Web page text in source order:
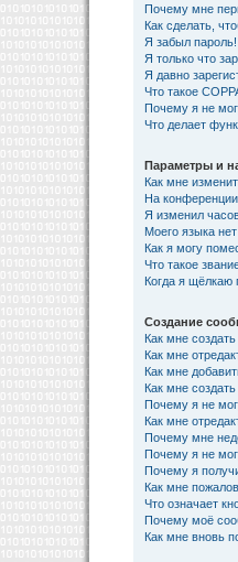
Почему мне
Как сделать,
Я забыл пароль!
Я только что
Я давно
Что такое
Почему я не
Что делает
Параметры и
Как мне
На
Я изменил
Моего языка
Как я могу
Что такое
Когда я щёлкаю
Создание
Как мне
Как мне
Как мне
Как мне
Почему я не
Как мне
Почему мне
Почему я не
Почему я
Как мне
Что означает
Почему моё
Как мне вновь